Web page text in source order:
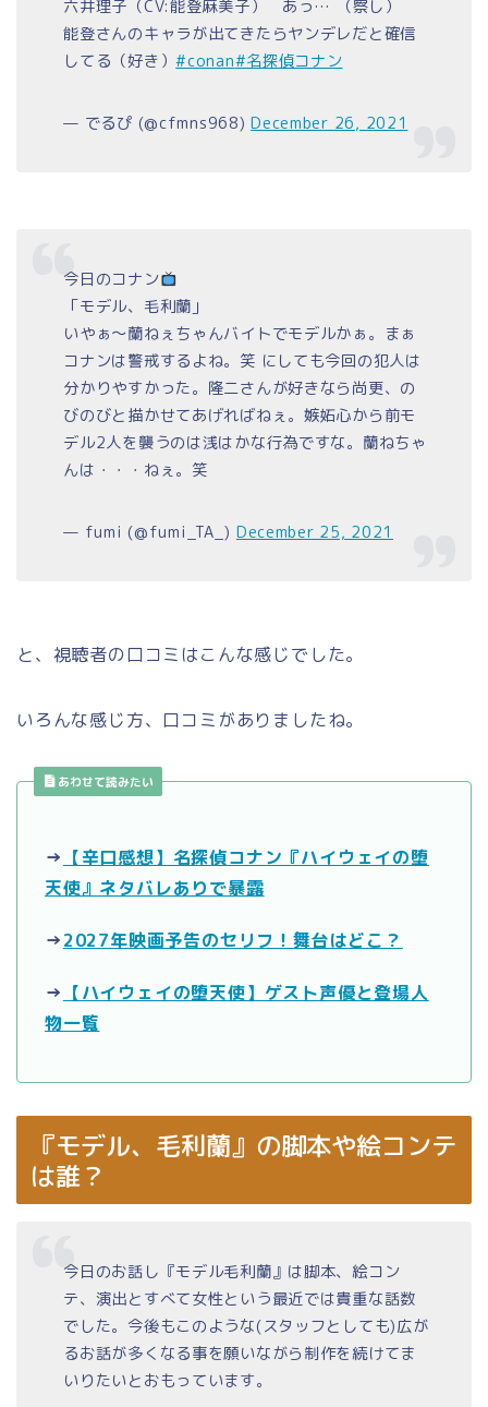
六井理子（CV:能登麻美子） あっ… （察し）
能登さんのキャラが出てきたらヤンデレだと確信
してる（好き）#conan#名探偵コナン
— でるぴ (@cfmns968)December 26, 2021
今日のコナン
「モデル、毛利蘭」
いやぁ～蘭ねぇちゃんバイトでモデルかぁ。まぁ
コナンは警戒するよね。笑 にしても今回の犯人は
分かりやすかった。隆二さんが好きなら尚更、の
びのびと描かせてあげればねぇ。嫉妬心から前モ
デル2人を襲うのは浅はかな行為ですな。蘭ねちゃ
んは・・・ねぇ。笑
— fumi (@fumi_TA_) December 25, 2021
と、視聴者の口コミはこんな感じでした。
いろんな感じ方、口コミがありましたね。
あわせて読みたい
→ 【辛口感想】名探偵コナン『ハイウェイの堕
天使』ネタバレありで暴露
→2027年映画予告のセリフ！舞台はどこ？
→ 【ハイウェイの堕天使】ゲスト声優と登場人
物一覧
『モデル、毛利蘭』の脚本や絵コンテ
は誰？
今日のお話し『モデル毛利蘭』は脚本、絵コン
テ、演出とすべて女性という最近では貴重な話数
でした。今後もこのような(スタッフとしても)広が
るお話が多くなる事を願いながら制作を続けてま
いりたいとおもっています。